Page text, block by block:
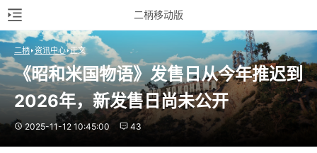
二柄移动版
二柄 资讯中心 正文
《昭和米国物语》发售日从今年推迟到
2026年，新发售日尚未公开
2025-11-12 10:45:00 43